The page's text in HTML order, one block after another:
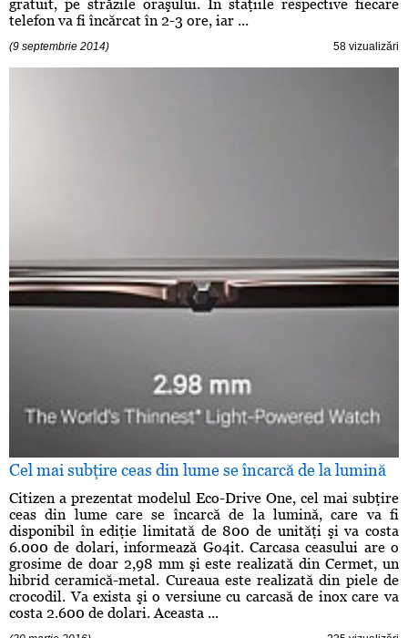
gratuit, pe străzile oraşului. În staţiile respective fiecare
telefon va fi încărcat în 2-3 ore, iar ...
(9 septembrie 2014) 58 vizualizări
Cel mai subţire ceas din lume se încarcă de la lumină
Citizen a prezentat modelul Eco-Drive One, cel mai subţire
ceas din lume care se încarcă de la lumină, care va fi
disponibil în ediţie limitată de 800 de unităţi şi va costa
6.000 de dolari, informează Go4it. Carcasa ceasului are o
grosime de doar 2,98 mm şi este realizată din Cermet, un
hibrid ceramică-metal. Cureaua este realizată din piele de
crocodil. Va exista şi o versiune cu carcasă de inox care va
costa 2.600 de dolari. Aceasta ...